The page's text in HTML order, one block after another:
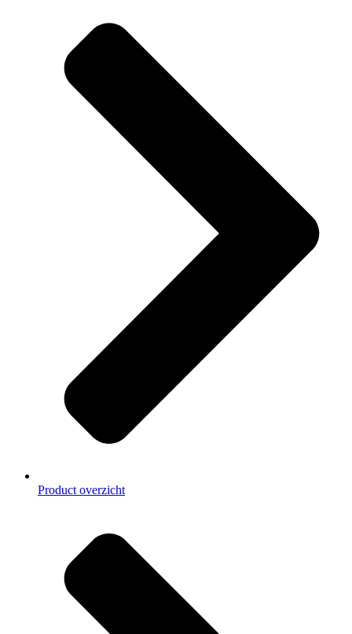
Product overzicht